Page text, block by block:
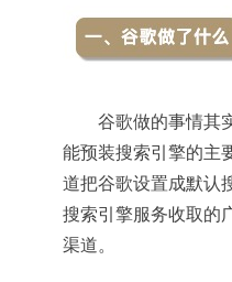
谷歌做的事情其实
能预装搜索引擎的主
道把谷歌设置成默认
搜索引擎服务收取的
渠道。